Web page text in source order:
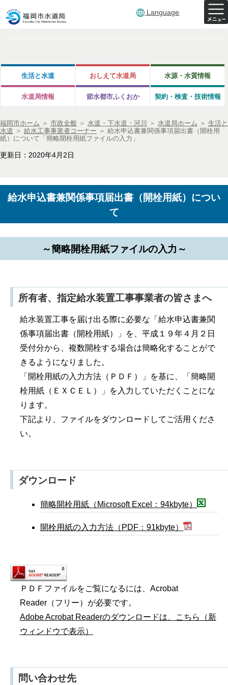
Language
生活と水道 おしえて水道局 水源・水質情報
水道局情報 節水都市ふくおか 契約・検査・技術情報
福岡市ホーム ＞ 市政全般 ＞ 水道・下水道・河川 ＞ 水道局ホーム ＞ 生活と
水道 ＞ 給水工事事業者コーナー ＞ 給水申込書兼関係事項届出書（開栓用
紙）について「簡略開栓用紙ファイルの入力」
更新日：2020年4月2日
給水申込書兼関係事項届出書（開栓用紙）につい
て
～簡略開栓用紙ファイルの入力～
所有者、指定給水装置工事事業者の皆さまへ
給水装置工事を届け出る際に必要な「給水申込書兼関
係事項届出書（開栓用紙）」を、平成１９年４月２日
受付分から、複数開栓する場合は簡略化することがで
きるようになりました。
「開栓用紙の入力方法（ＰＤＦ）」を基に、「簡略開
栓用紙（ＥＸＣＥＬ）」を入力していただくことにな
ります。
下記より、ファイルをダウンロードしてご活用くださ
い。
ダウンロード
簡略開栓用紙（Microsoft Excel：94kbyte）
開栓用紙の入力方法（PDF：91kbyte）
ＰＤＦファイルをご覧になるには、Acrobat
Reader（フリー）が必要です。
Adobe Acrobat Readerのダウンロードは、こちら
（新
ウィンドウで表示）
問い合わせ先